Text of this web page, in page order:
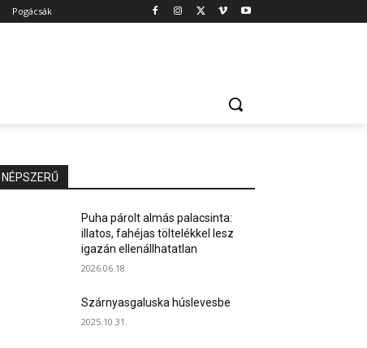
Pogácsák
NÉPSZERŰ
Puha párolt almás palacsinta:
illatos, fahéjas töltelékkel lesz
igazán ellenállhatatlan
2026.06.18.
Szárnyasgaluska húslevesbe
2025.10.31.